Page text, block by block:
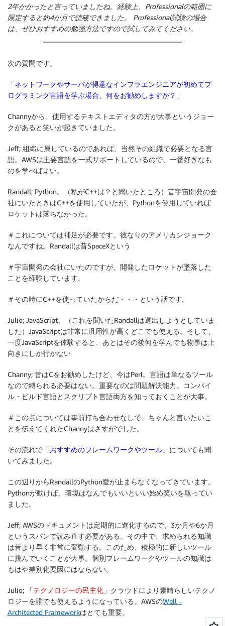
2年かかったと言っていましたね。経験上、Professionalの範囲に
限定すると約4か月で読破できました。 Professional試験の場合
は、ぜひおすすめの勉強方法ですので試してみてください。
次の質問です。
「ネットワークやサーバが得意なインフラエンジニアが初めてプ
ログラミング言語を学ぶ場合、何をお勧めしますか？ 」
Channyから、使用するテキストエディタの方が大事というジョー
クがあると笑いが起きていました。
Jeff; 組織に属しているのであれば、当然その組織で必要となる言
語。AWSは主要言語を一式サポートしているので、一番好きなも
のを学べばよい。
Randall; Python。（私がC++は？と聞いたところ）昔宇宙開発の会
社にいたときはC++を使用していたが、Pythonを使用していれば
ロケットは落ちなかった。
＃これについては補足が必要です。彼なりのアメリカンジョーク
なんですね。Randallは昔SpaceXという
＃宇宙開発の会社にいたのですが、開発したロケットが墜落した
ことを経験しています。
＃その時にC++を使っていたからだ・・・という話です。
Julio; JavaScript。（これを聞いたRandallは退出しようとしていま
した）JavaScriptは非常に汎用性が高くどこでも使える。そして、
一度JavaScriptを体験すると、あとはその後何を学んでも物事は上
向きにしか行かない
Channy; 昔はCをお勧めしたけど、今はPerl。言語は単なるツール
なので縛られる必要はない。重要なのは問題解決能力。コンパイ
ル・ビルド言語とスクリプト言語両方を知っておくことが大事。
＃この点については事前打ち合わせなしで、ちゃんと言いたいこ
とを伝えてくれたChannyはさすがでした。
その流れで「おすすめのフレームワークやツール 」についても聞
いてみました。
この辺りからRandallのPython愛が止まらなくなってきています。
Pythonが動けば、環境はなんでもいいといい始め笑いを取ってい
ました。
Jeff; AWSのドキュメントは定期的に進化するので、3か月や6か月
というスパンで読み直す必要がある。その中で、求められる知識
は昔より早く非常に変動する。このため、積極的に新しいツール
に挑んでいくことが大事。個別フレームワークやツールの知識は
もはや差別化要因にはならない。
Julio; 「テクノロジーの民主化 」クラウドにより素晴らしいテクノ
ロジーを誰でも使えるようになっている。AWSのWell –
Architected Frameworkはとても重要。